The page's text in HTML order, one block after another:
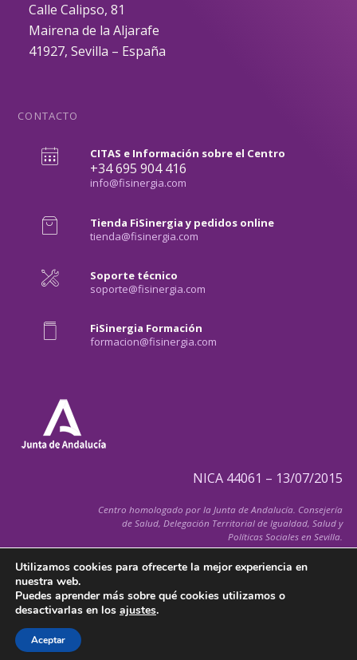
Calle Calipso, 81
Mairena de la Aljarafe
41927, Sevilla – España
CONTACTO
CITAS e Información sobre el Centro
+34 695 904 416
info@fisinergia.com
Tienda FiSinergia y pedidos online
tienda@fisinergia.com
Soporte técnico
soporte@fisinergia.com
FiSinergia Formación
formacion@fisinergia.com
NICA 44061 – 13/07/2015
Centro homologado por la Junta de Andalucía. Consejería
de Salud, Delegación Territorial de Igualdad, Salud y
Políticas Sociales en Sevilla.
Todos los derechos reservados
Utilizamos cookies para ofrecerte la mejor experiencia en
nuestra web.
Puedes aprender más sobre qué cookies utilizamos o
desactivarlas en los ajustes.
Aceptar